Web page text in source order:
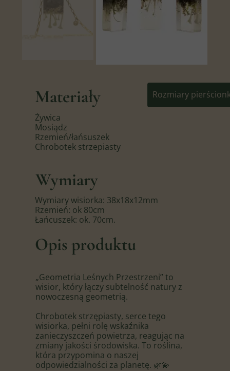
Rozmiary
Opis produktu
„Geometria Leśnych Przestrzeni” to
wisior, który łączy subtelność natury z
nowoczesną geometrią.
Chrobotek strzępiasty, serce tego
wisiorka, pełni rolę wskaźnika
zanieczyszczeń powietrza, reagując na
zmiany jakości środowiska. To roślina,
która przypomina o naszej
odpowiedzialności za planetę. 🌿💫
Wymiary
Wymiary wisiorka: 38x18x12mm
Rzemień: ok 80cm
Łańcuszek: ok. 70cm.
Materiały
Żywica
Mosiądz
Rzemień/łańsuszek
Chrobotek strzepiasty